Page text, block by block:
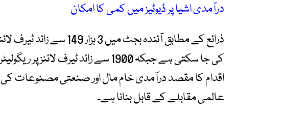
درآمدی اشیا پر ڈیوٹیز میں کمی کا امکان
ذرائع کے مطابق آئندہ بجٹ
کی جا سکتی ہے جبکہ 1900 سے زائد ٹیرف
اقدام کا مقصد درآمدی خام مال اور صنعتی مصنوعات
عالمی مقابلے کے قابل بنانا ہے۔